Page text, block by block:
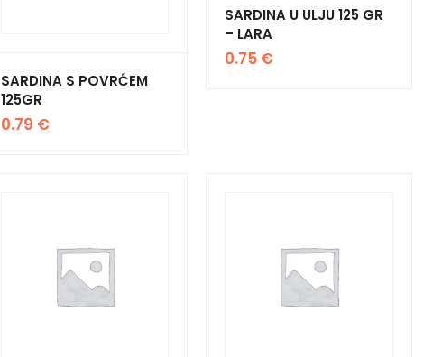
SARDINA S POVRĆEM
125GR
0.79 €
SARDINA U ULJU 125 GR
– LARA
0.75 €